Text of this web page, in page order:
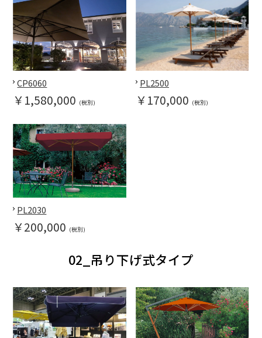
CP6060
￥1,580,000 (税別)
PL2500
￥170,000 (税別)
PL2030
￥200,000 (税別)
02_吊り下げ式タイプ